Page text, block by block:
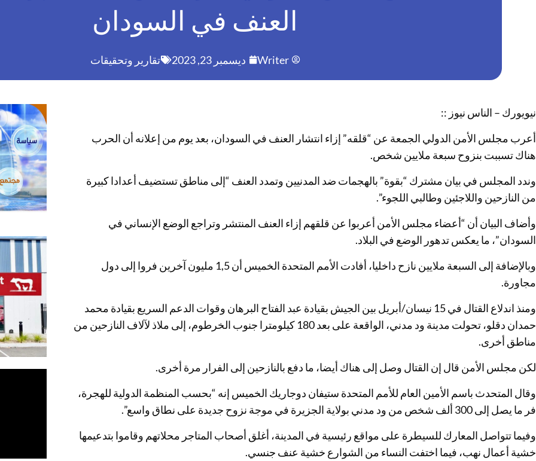
العنف في السودان
Writer ديسمبر 23, 2023 تقارير وتحقيقات
نيويورك – الناس نيوز ::
أعرب مجلس الأمن الدولي الجمعة عن “قلقه” إزاء انتشار العنف في السودان، بعد يوم من إعلانه أن الحرب
هناك تسببت بنزوح سبعة ملايين شخص.
وندد المجلس في بيان مشترك “بقوة” بالهجمات ضد المدنيين وتمدد العنف “إلى مناطق تستضيف أعدادا كبيرة
من النازحين واللاجئين وطالبي اللجوء”.
وأضاف البيان أن “أعضاء مجلس الأمن أعربوا عن قلقهم إزاء العنف المنتشر وتراجع الوضع الإنساني في
السودان”، ما يعكس تدهور الوضع في البلاد.
وبالإضافة إلى السبعة ملايين نازح داخليا، أفادت الأمم المتحدة الخميس أن 1,5 مليون آخرين فروا إلى دول
مجاورة.
ومنذ اندلاع القتال في 15 نيسان/أبريل بين الجيش بقيادة عبد الفتاح البرهان وقوات الدعم السريع بقيادة محمد
حمدان دقلو، تحولت مدينة ود مدني، الواقعة على بعد 180 كيلومترا جنوب الخرطوم، إلى ملاذ لآلاف النازحين من
مناطق أخرى.
لكن مجلس الأمن قال إن القتال وصل إلى هناك أيضا، ما دفع بالنازحين إلى الفرار مرة أخرى.
وقال المتحدث باسم الأمين العام للأمم المتحدة ستيفان دوجاريك الخميس إنه “بحسب المنظمة الدولية للهجرة،
فر ما يصل إلى 300 ألف شخص من ود مدني بولاية الجزيرة في موجة نزوح جديدة على نطاق واسع”.
وفيما تتواصل المعارك للسيطرة على مواقع رئيسية في المدينة، أغلق أصحاب المتاجر محلاتهم وقاموا بتدعيمها
خشية أعمال نهب، فيما اختفت النساء من الشوارع خشية عنف جنسي.